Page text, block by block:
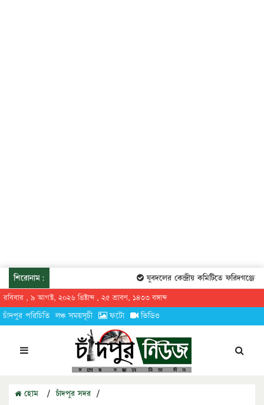
শিরোনাম: যুবদলের কেন্দ্রীয় কমিটিতে ফরিদগঞ্জের
রবিবার , ৯ আগস্ট, ২০২৬ খ্রিষ্টাব্দ , ২৫ শ্রাবণ, ১৪৩৩ বঙ্গাব্দ
চাঁদপুর পরিচিতি লঞ্চ সময়সূচী ফটো ভিডিও
হোম / চাঁদপুর সদর /